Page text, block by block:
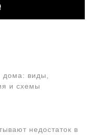
дома: виды,
и схемы
недостаток в